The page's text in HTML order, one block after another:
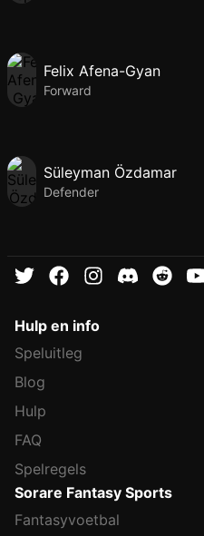
Felix Afena-Gyan
Forward
Süleyman Özdamar
Defender
Hulp en info
Speluitleg
Blog
Hulp
FAQ
Spelregels
Sorare Fantasy Sports
Fantasyvoetbal